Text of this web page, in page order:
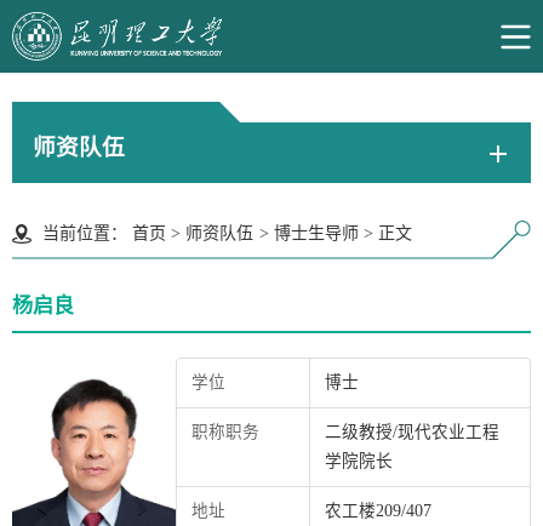
师资队伍
当前位置： 首页 > 师资队伍 > 博士生导师 > 正文
杨启良
学位 博士
职称职务
二级教授/现代农业工程
学院院长
地址 农工楼209/407